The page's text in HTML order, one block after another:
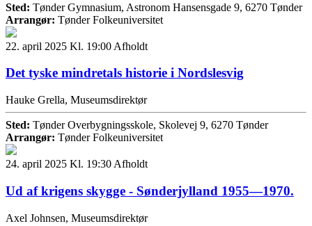
Sted: Tønder Gymnasium, Astronom Hansensgade 9, 6270 Tønder
Arrangør: Tønder Folkeuniversitet
22. april 2025 Kl. 19:00 Afholdt
Det tyske mindretals historie i Nordslesvig
Hauke Grella, Museumsdirektør
Sted: Tønder Overbygningsskole, Skolevej 9, 6270 Tønder
Arrangør: Tønder Folkeuniversitet
24. april 2025 Kl. 19:30 Afholdt
Ud af krigens skygge - Sønderjylland 1955—1970.
Axel Johnsen, Museumsdirektør